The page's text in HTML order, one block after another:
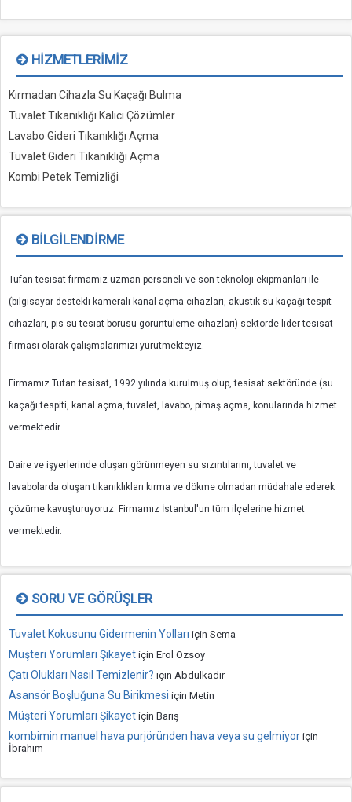
HIZMETLERIMIZ
Kırmadan Cihazla Su Kaçağı Bulma
Tuvalet Tıkanıklığı Kalıcı Çözümler
Lavabo Gideri Tıkanıklığı Açma
Tuvalet Gideri Tıkanıklığı Açma
Kombi Petek Temizliği
BILGILENDIRME
Tufan tesisat firmamız uzman personeli ve son teknoloji ekipmanları ile
(bilgisayar destekli kameralı kanal açma cihazları, akustik su kaçağı tespit
cihazları, pis su tesiat borusu görüntüleme cihazları) sektörde lider tesisat
firması olarak çalışmalarımızı yürütmekteyiz.
Firmamız Tufan tesisat, 1992 yılında kurulmuş olup, tesisat sektöründe (su
kaçağı tespiti, kanal açma, tuvalet, lavabo, pimaş açma, konularında hizmet
vermektedir.
Daire ve işyerlerinde oluşan görünmeyen su sızıntılarını, tuvalet ve
lavabolarda oluşan tıkanıklıkları kırma ve dökme olmadan müdahale ederek
çözüme kavuşturuyoruz. Firmamız İstanbul'un tüm ilçelerine hizmet
vermektedir.
SORU VE GÖRÜŞLER
Tuvalet Kokusunu Gidermenin Yolları için Sema
Müşteri Yorumları Şikayet için Erol Özsoy
Çatı Olukları Nasıl Temizlenir? için Abdulkadir
Asansör Boşluğuna Su Birikmesi için Metin
Müşteri Yorumları Şikayet için Barış
kombimin manuel hava purjöründen hava veya su gelmiyor için
İbrahim